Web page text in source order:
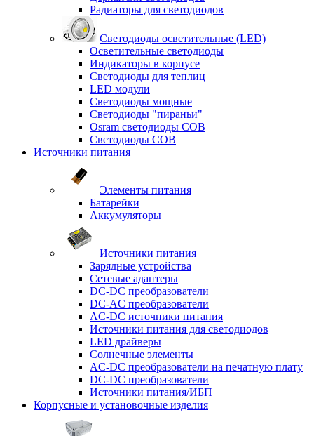
Радиаторы для светодиодов
Светодиоды осветительные (LED)
Осветительные светодиоды
Индикаторы в корпусе
Светодиоды для теплиц
LED модули
Светодиоды мощные
Светодиоды "пираньи"
Osram светодиоды COB
Светодиоды COB
Источники питания
Элементы питания
Батарейки
Аккумуляторы
Источники питания
Зарядные устройства
Сетевые адаптеры
DC-DC преобразователи
DC-AC преобразователи
AC-DC источники питания
Источники питания для светодиодов
LED драйверы
Солнечные элементы
AC-DC преобразователи на печатную плату
DC-DC преобразователи
Источники питания/ИБП
Корпусные и установочные изделия